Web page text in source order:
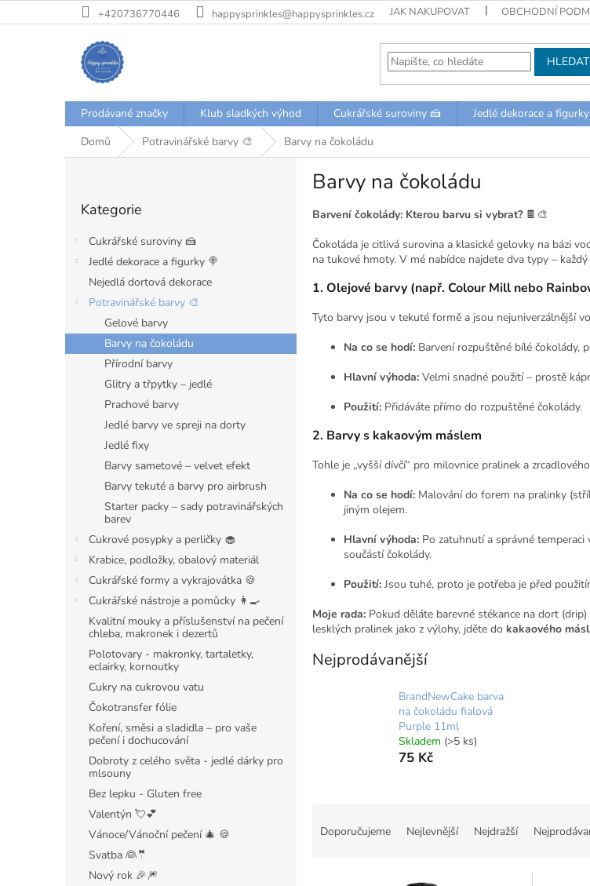
na
+420736770446 happysprinkles@happysprinkles.cz JAK NAKUPOVAT OBCHODNÍ
HLEDAT
Prodávané značky Klub sladkých výhod Cukrářské suroviny 🍰 Jedlé dekorace a
Domů
Potravinářské barvy 🎨 Barvy na čokoládu
a
n
kategorie
Kategorie
Cukrářské suroviny 🍰
Jedlé dekorace a figurky 🍭
Nejedlá dortová dekorace
Potravinářské barvy 🎨
Gelové barvy
Barvy na čokoládu
Přírodní barvy
Glitry a třpytky – jedlé
Prachové barvy
Jedlé barvy ve spreji na dorty
Jedlé fixy
Barvy sametové – velvet efekt
Barvy tekuté a barvy pro airbrush
Starter packy – sady potravinářských
barev
Cukrové posypky a perličky 🧁
Krabice, podložky, obalový materiál
Cukrářské formy a vykrajovátka 🍪
Cukrářské nástroje a pomůcky 👩‍🍳
Kvalitní mouky a příslušenství na pečení
chleba, makronek i dezertů
Polotovary - makronky, tartaletky,
eclairky, kornoutky
Cukry na cukrovou vatu
Čokotransfer fólie
Koření, směsi a sladidla – pro vaše
pečení i dochucování
Dobroty z celého světa - jedlé dárky pro
mlsouny
Bez lepku - Gluten free
Valentýn 💘💕
Vánoce/Vánoční pečení 🎄 🍪
Svatba 👰🤵
Nový rok 🎉🎆
Barvy na čokoládu
Barvení čokolády: Kterou barvu si vybrat?🍫🎨
Čokoláda je citlivá surovina a klasické gelovky na bázi
na tukové hmoty. V mé nabídce najdete dva typy –
1. Olejové barvy (např. Colour Mill nebo
Tyto barvy jsou v tekuté formě a jsou nejuniverzálnější
Na co se hodí: Barvení rozpuštěné bílé čokolády,
Hlavní výhoda: Velmi snadné použití – prostě
Použití: Přidáváte přímo do rozpuštěné čokolády.
2. Barvy s kakaovým máslem
Tohle je „vyšší dívčí“ pro milovnice pralinek a
Na co se hodí: Malování do forem na pralinky
jiným olejem.
Hlavní výhoda: Po zatuhnutí a správné
součástí čokolády.
Použití: Jsou tuhé, proto je potřeba je před
Moje rada: Pokud děláte barevné stékance na dort
lesklých pralinek jako z výlohy, jděte do kakaového
Nejprodávanější
BrandNewCake barva
na čokoládu fialová
Purple 11ml
Skladem (>5 ks)
75 Kč
Doporučujeme Nejlevnější Nejdražší